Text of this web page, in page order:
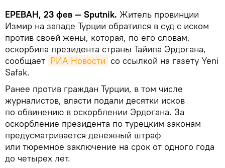
ЕРЕВАН, 23 фев — Sputnik. Житель провинции
Измир на западе Турции обратился в суд с иском
против своей жены, которая, по его словам,
оскорбила президента страны Тайипа Эрдогана,
сообщает РИА Новости со ссылкой на газету Yeni
Safak.
Ранее против граждан Турции, в том числе
журналистов, власти подали десятки исков
по обвинению в оскорблении Эрдогана. За
оскорбление президента по турецким законам
предусматривается денежный штраф
или тюремное заключение на срок от одного года
до четырех лет.